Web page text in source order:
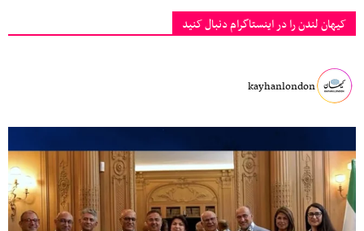
کیهان لندن را در اینستاگرام دنبال کنید
kayhanlondon